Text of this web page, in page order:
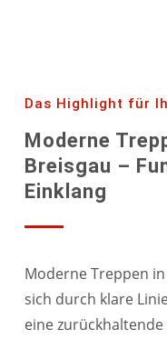
Das Highlight für
Moderne
Breisgau –
Einklang
Moderne Treppen
sich durch klare
eine